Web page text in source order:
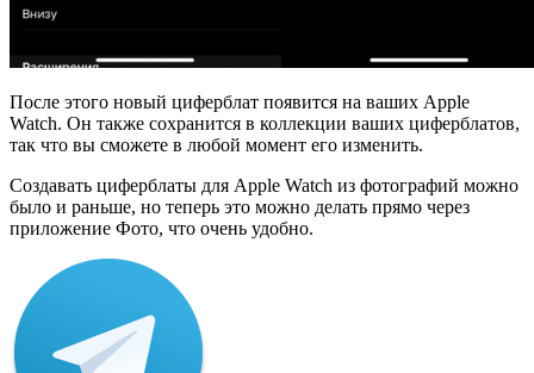
После этого новый циферблат появится на ваших Apple
Watch. Он также сохранится в коллекции ваших циферблатов,
так что вы сможете в любой момент его изменить.
Создавать циферблаты для Apple Watch из фотографий можно
было и раньше, но теперь это можно делать прямо через
приложение Фото, что очень удобно.